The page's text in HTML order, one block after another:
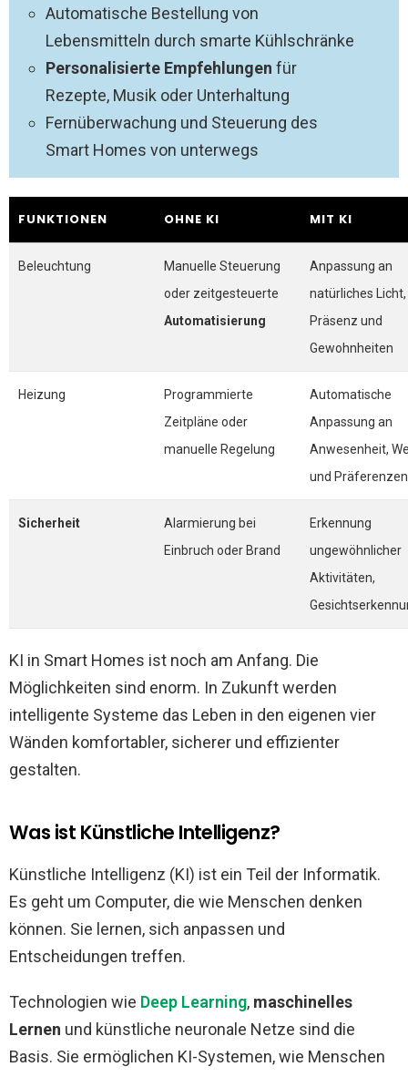
Automatische Bestellung von
Lebensmitteln durch smarte Kühlschränke
Personalisierte Empfehlungen für
Rezepte, Musik oder Unterhaltung
Fernüberwachung und Steuerung des
Smart Homes von unterwegs
FUNKTIONEN OHNE KI MIT KI
Beleuchtung
Manuelle Steuerung
oder zeitgesteuerte
Automatisierung
Anpassung an
natürliches Licht,
Präsenz und
Gewohnheiten
Heizung
Programmierte
Zeitpläne oder
manuelle Regelung
Automatische
Anpassung an
Anwesenheit,
und Präferenzen
Sicherheit
Alarmierung bei
Einbruch oder Brand
Erkennung
ungewöhnlicher
Aktivitäten,
KI in Smart Homes ist noch am Anfang. Die
Möglichkeiten sind enorm. In Zukunft werden
intelligente Systeme das Leben in den eigenen vier
Wänden komfortabler, sicherer und effizienter
gestalten.
Was ist Künstliche Intelligenz?
Künstliche Intelligenz (KI) ist ein Teil der Informatik.
Es geht um Computer, die wie Menschen denken
können. Sie lernen, sich anpassen und
Entscheidungen treffen.
Technologien wie Deep Learning, maschinelles
Lernen und künstliche neuronale Netze sind die
Basis. Sie ermöglichen KI-Systemen, wie Menschen